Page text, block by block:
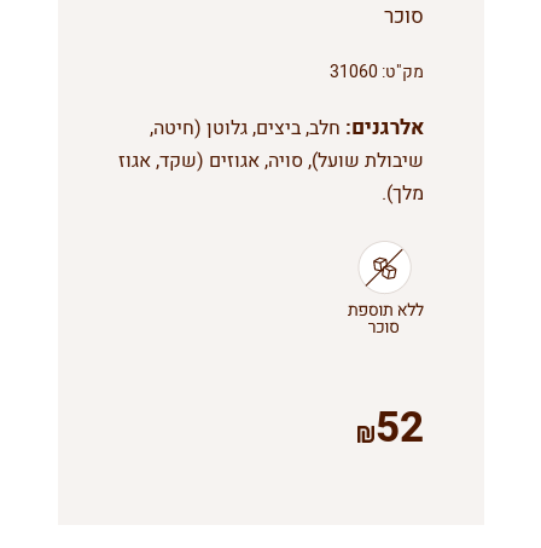
סוכר
מק"ט: 31060
אלרגנים: חלב, ביצים, גלוטן (חיטה,
שיבולת שועל), סויה, אגוזים (שקד, אגוז
מלך).
52